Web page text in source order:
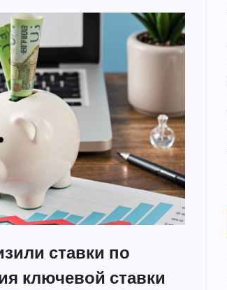
ставки по
ключевой ставки